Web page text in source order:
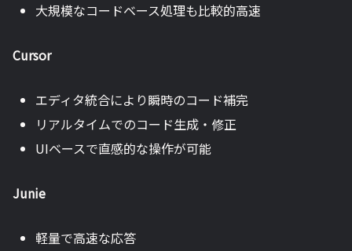
大規模なコードベース処理も比較的高速
Cursor
エディタ統合により瞬時のコード補完
リアルタイムでのコード生成・修正
UIベースで直感的な操作が可能
Junie
軽量で高速な応答